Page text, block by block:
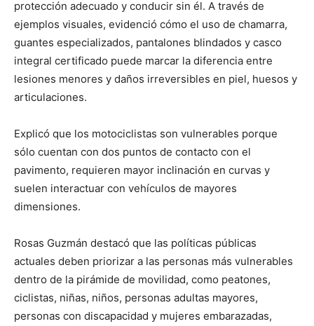
protección adecuado y conducir sin él. A través de
ejemplos visuales, evidenció cómo el uso de chamarra,
guantes especializados, pantalones blindados y casco
integral certificado puede marcar la diferencia entre
lesiones menores y daños irreversibles en piel, huesos y
articulaciones.
Explicó que los motociclistas son vulnerables porque
sólo cuentan con dos puntos de contacto con el
pavimento, requieren mayor inclinación en curvas y
suelen interactuar con vehículos de mayores
dimensiones.
Rosas Guzmán destacó que las políticas públicas
actuales deben priorizar a las personas más vulnerables
dentro de la pirámide de movilidad, como peatones,
ciclistas, niñas, niños, personas adultas mayores,
personas con discapacidad y mujeres embarazadas,